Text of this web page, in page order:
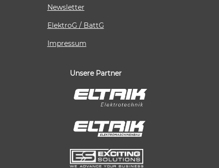
Newsletter
ElektroG / BattG
Impressum
Unsere Partner